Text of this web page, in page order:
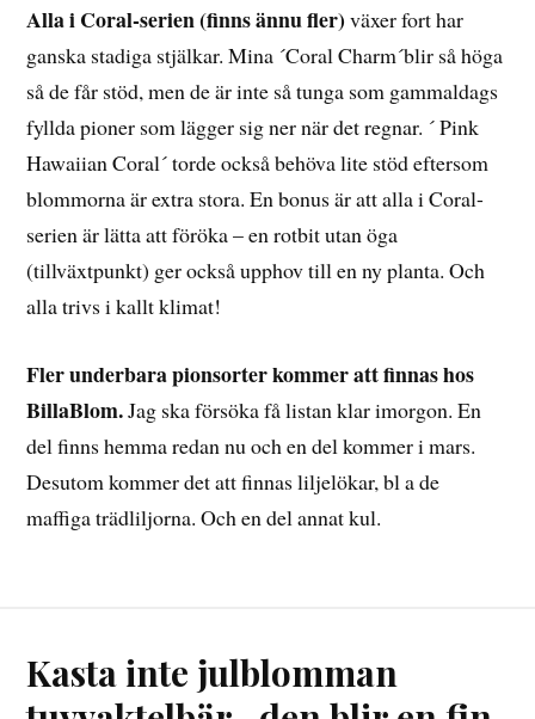
Alla i Coral-serien (finns ännu fler)växer fort har
ganska stadiga stjälkar. Mina ´Coral Charm´blir så höga
så de får stöd, men de är inte så tunga som gammaldags
fyllda pioner som lägger sig ner när det regnar. ´ Pink
Hawaiian Coral´ torde också behöva lite stöd eftersom
blommorna är extra stora. En bonus är att alla i Coral-
serien är lätta att föröka – en rotbit utan öga
(tillväxtpunkt) ger också upphov till en ny planta. Och
alla trivs i kallt klimat!
Fler underbara pionsorter kommer att finnas hos
BillaBlom.Jag ska försöka få listan klar imorgon. En
del finns hemma redan nu och en del kommer i mars.
Desutom kommer det att finnas liljelökar, bl a de
maffiga trädliljorna. Och en del annat kul.
Kasta inte julblomman